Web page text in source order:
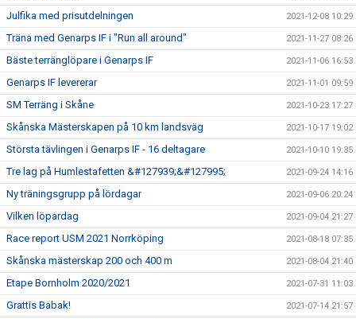
Julfika med prisutdelningen 2021-12-08 10:29
Träna med Genarps IF i "Run all around" 2021-11-27 08:26
Bäste terränglöpare i Genarps IF 2021-11-06 16:53
Genarps IF levererar 2021-11-01 09:59
SM Terräng i Skåne 2021-10-23 17:27
Skånska Mästerskapen på 10 km landsväg 2021-10-17 19:02
Största tävlingen i Genarps IF - 16 deltagare 2021-10-10 19:35
Tre lag på Humlestafetten &#127939;&#127995; 2021-09-24 14:16
Ny träningsgrupp på lördagar 2021-09-06 20:24
Vilken löpardag 2021-09-04 21:27
Race report USM 2021 Norrköping 2021-08-18 07:35
Skånska mästerskap 200 och 400 m 2021-08-04 21:40
Etape Bornholm 2020/2021 2021-07-31 11:03
Grattis Babak! 2021-07-14 21:57